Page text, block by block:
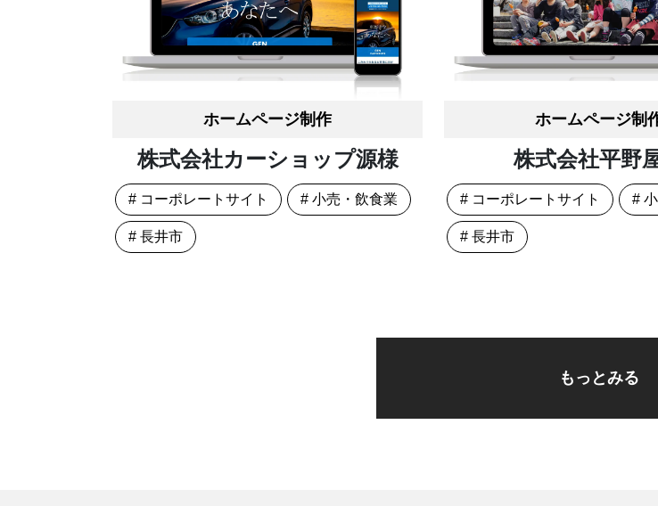
ホームページ制作
株式会社カーショップ源様
# コーポレートサイト # 小売・飲食業
# 長井市
ホームページ制
株式会社平野
# コーポレートサイト #
# 長井市
もっとみる